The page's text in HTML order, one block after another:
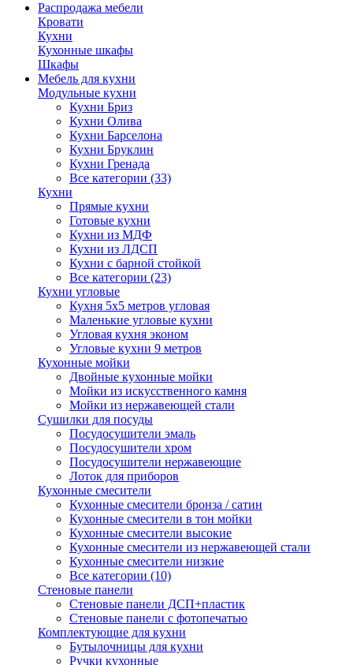
Распродажа мебели
Кровати
Кухни
Кухонные шкафы
Шкафы
Мебель для кухни
Модульные кухни
Кухни Бриз
Кухни Олива
Кухни Барселона
Кухни Бруклин
Кухни Гренада
Все категории (33)
Кухни
Прямые кухни
Готовые кухни
Кухни из МДФ
Кухни из ЛДСП
Кухни с барной стойкой
Все категории (23)
Кухни угловые
Кухня 5х5 метров угловая
Маленькие угловые кухни
Угловая кухня эконом
Угловые кухни 9 метров
Кухонные мойки
Двойные кухонные мойки
Мойки из искусственного камня
Мойки из нержавеющей стали
Сушилки для посуды
Посудосушители эмаль
Посудосушители хром
Посудосушители нержавеющие
Лоток для приборов
Кухонные смесители
Кухонные смесители бронза / сатин
Кухонные смесители в тон мойки
Кухонные смесители высокие
Кухонные смесители из нержавеющей стали
Кухонные смесители низкие
Все категории (10)
Стеновые панели
Стеновые панели ДСП+пластик
Стеновые панели с фотопечатью
Комплектующие для кухни
Бутылочницы для кухни
Ручки кухонные